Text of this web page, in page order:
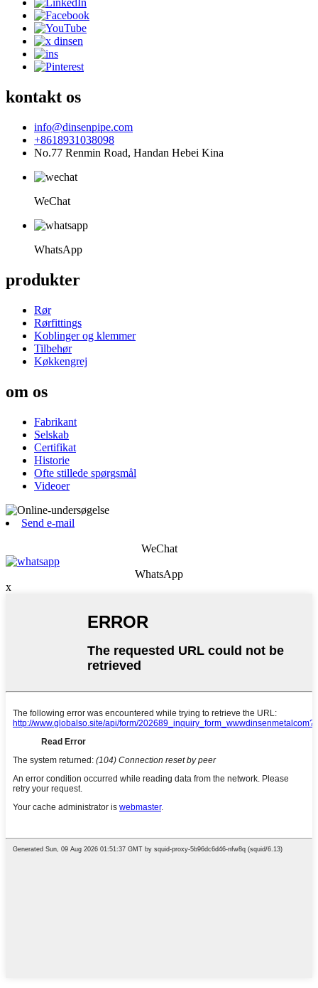
kontakt os
info@dinsenpipe.com
+8618931038098
No.77 Renmin Road, Handan Hebei Kina
WeChat
WhatsApp
produkter
Rør
Rørfittings
Koblinger og klemmer
Tilbehør
Køkkengrej
om os
Fabrikant
Selskab
Certifikat
Historie
Ofte stillede spørgsmål
Videoer
Send e-mail
WeChat
WhatsApp
x